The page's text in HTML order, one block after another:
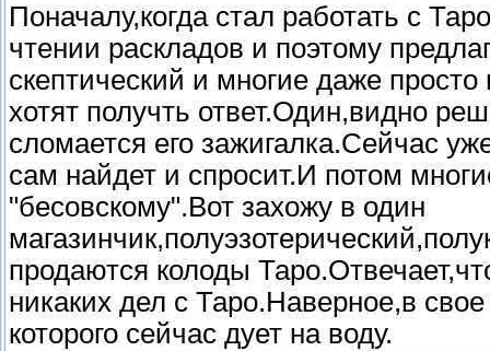
Поначалу,когда стал работать с
чтении раскладов и поэтому
скептический и многие даже
хотят получть ответ.Один,видно
сломается его зажигалка.Сейчас
сам найдет и спросит.И потом
"бесовскому".Вот захожу в один
продаются колоды
никаких дел с Таро.Наверное,в
которого сейчас дует на воду.